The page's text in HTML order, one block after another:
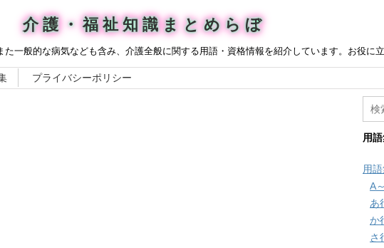
介護・福祉知識まとめらぼ
一般的な病気なども含み、介護全般に関する用語・資格情報を紹介しています。お役に
プライバシーポリシー
用
用
A
あ
か
さ